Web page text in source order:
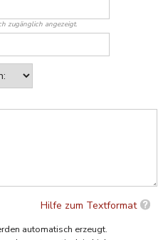
zugänglich angezeigt.
Hilfe zum Textformat
automatisch erzeugt.